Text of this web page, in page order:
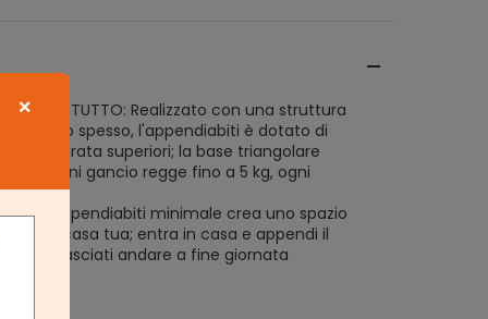
PRIMA DI TUTTO: Realizzato con una struttura
truciolato spesso, l'appendiabiti è dotato di
e una durata superiori; la base triangolare
ogni gancio regge fino a 5 kg, ogni
L'appendiabiti minimale crea uno spazio
in casa tua; entra in casa e appendi il
e lasciati andare a fine giornata
×